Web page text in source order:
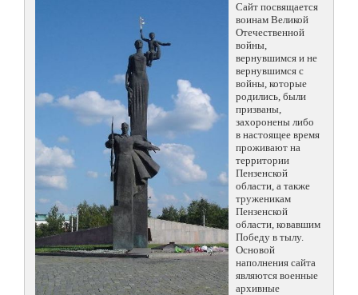
Сайт посвящается
воинам Великой
Отечественной
войны,
вернувшимся и не
вернувшимся с
войны, которые
родились, были
призваны,
захоронены либо
в настоящее время
проживают на
территории
Пензенской
области, а также
труженикам
Пензенской
области, ковавшим
Победу в тылу.
Основой
наполнения сайта
являются военные
архивные